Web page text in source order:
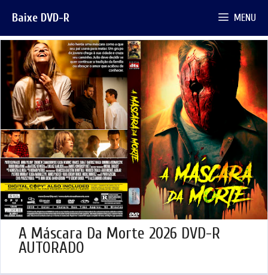
para
o
conteúdo
Baixe DVD-R MENU
A Máscara Da Morte 2026 DVD-R
AUTORADO